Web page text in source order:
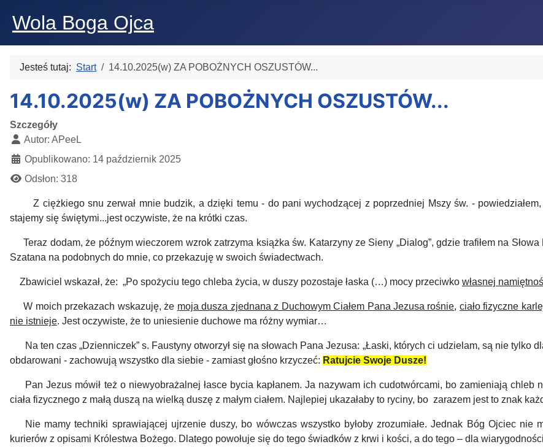
Wola Boga Ojca
Jesteś tutaj: Start 14.10.2025(w) ZA POBOŻNYCH OSZUSTÓW...
14.10.2025(w) ZA POBOŻNYCH OSZUSTÓW...
Szczegóły
Autor: APeeL
Opublikowano: 14 październik 2025
Odsłon: 318
Z ciężkiego snu zerwał mnie budzik, a dzięki temu - do pani wychodzącej z poprzedniej Mszy św. -
stajemy się świętymi...jest oczywiste, że na krótki czas.
Teraz dodam, że późnym wieczorem wzrok zatrzyma książka św. Katarzyny ze Sieny „Dialog”, gdzie trafiłem na
Szatana na podobnych do mnie, co przekazuję w swoich świadectwach.
Zbawiciel wskazał, że: „Po spożyciu tego chleba życia, w duszy pozostaje łaska (…) mocy przeciwko własnej
W moich przekazach wskazuję, że moja dusza zjednana z Duchowym Ciałem Pana Jezusa rośnie, ciało fizyczne
nie istnieje. Jest oczywiste, że to uniesienie duchowe ma różny wymiar…
Na ten czas „Dzienniczek” s. Faustyny otworzył się na słowach Pana Jezusa: „Łaski, których ci udzielam, są nie tylko
obdarowani - zachowują wszystko dla siebie - zamiast głośno krzyczeć: Ratujcie Swoje Dusze!
Pan Jezus mówił też o niewyobrażalnej łasce bycia kapłanem. Ja nazywam ich cudotwórcami, bo zamieniają
ciała fizycznego z małą duszą na wielką duszę z małym ciałem. Najlepiej ukazałaby to ryciny, bo zarazem jest to znak
Nie mamy techniki sprawiającej ujrzenie duszy, bo wówczas wszystko byłoby zrozumiałe. Jednak Bóg Ojciec nie
kurierów z opisami Królestwa Bożego. Dlatego powołuje się do tego świadków z krwi i kości, a do tego – dla